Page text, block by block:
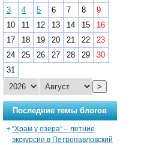
3
4 5 6 7 8
9
10
11 12 13 14 15
16
17
18 19 20 21 22
23
24
25 26 27 28 29
30
31
>
Последние темы блогов
“Храм у озера” – летние
экскурсии в Петропавловский